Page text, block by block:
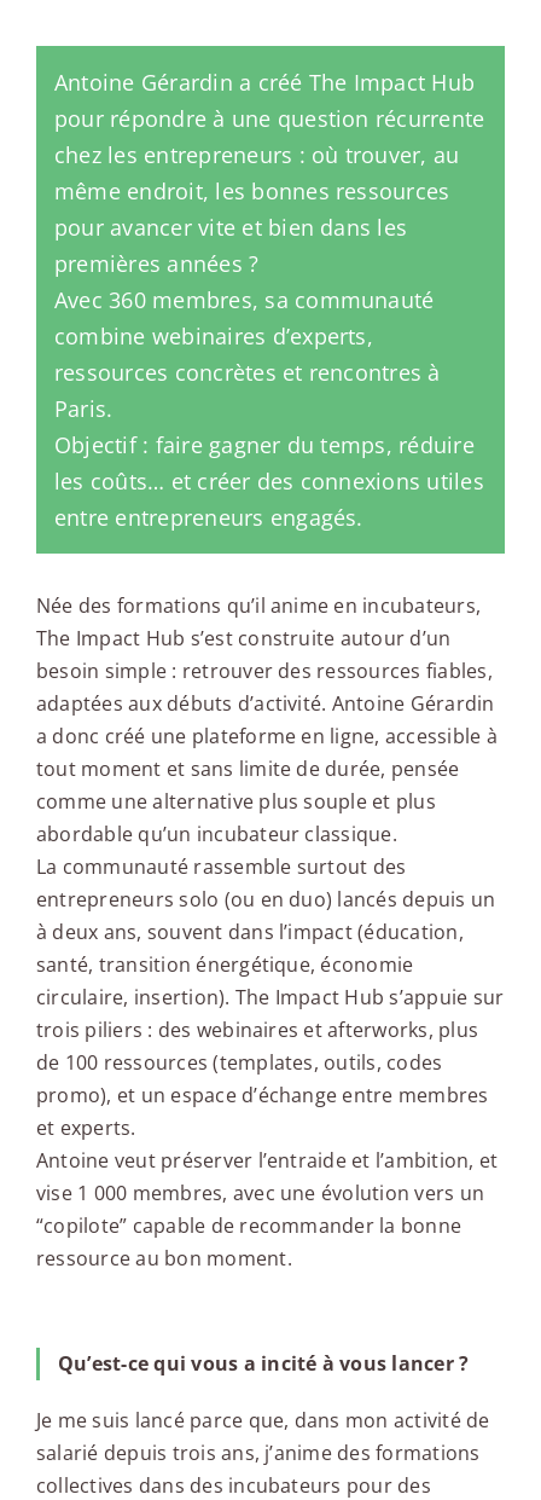
Antoine Gérardin a créé The Impact Hub
pour répondre à une question récurrente
chez les entrepreneurs : où trouver, au
même endroit, les bonnes ressources
pour avancer vite et bien dans les
premières années ?
Avec 360 membres, sa communauté
combine webinaires d’experts,
ressources concrètes et rencontres à
Paris.
Objectif : faire gagner du temps, réduire
les coûts… et créer des connexions utiles
entre entrepreneurs engagés.
Née des formations qu’il anime en incubateurs,
The Impact Hub s’est construite autour d’un
besoin simple : retrouver des ressources fiables,
adaptées aux débuts d’activité. Antoine Gérardin
a donc créé une plateforme en ligne, accessible à
tout moment et sans limite de durée, pensée
comme une alternative plus souple et plus
abordable qu’un incubateur classique.
La communauté rassemble surtout des
entrepreneurs solo (ou en duo) lancés depuis un
à deux ans, souvent dans l’impact (éducation,
santé, transition énergétique, économie
circulaire, insertion). The Impact Hub s’appuie sur
trois piliers : des webinaires et afterworks, plus
de 100 ressources (templates, outils, codes
promo), et un espace d’échange entre membres
et experts.
Antoine veut préserver l’entraide et l’ambition, et
vise 1 000 membres, avec une évolution vers un
“copilote” capable de recommander la bonne
ressource au bon moment.
Qu’est-ce qui vous a incité à vous lancer ?
Je me suis lancé parce que, dans mon activité de
salarié depuis trois ans, j’anime des formations
collectives dans des incubateurs pour des